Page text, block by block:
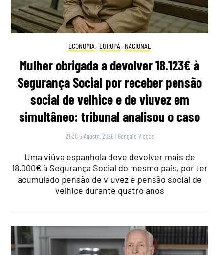
ECONOMIA, EUROPA , NACIONAL
Mulher obrigada a devolver 18.123€ à
Segurança Social por receber pensão
social de velhice e de viuvez em
simultâneo: tribunal analisou o caso
21:30 5 Agosto, 2026 | Gonçalo Viegas
Uma viúva espanhola deve devolver mais de
18.000€ à Segurança Social do mesmo país, por ter
acumulado pensão de viuvez e pensão social de
velhice durante quatro anos